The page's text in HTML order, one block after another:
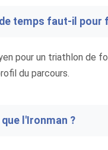
de temps faut-il
pour un triathlon de
du parcours.
que l'Ironman ?